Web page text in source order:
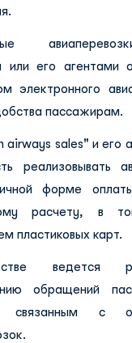
или его агентами
электронного
пассажирам.
airways sales" и его
реализовывать
форме
расчету, в
пластиковых карт.
ведется
обращений
связанным с